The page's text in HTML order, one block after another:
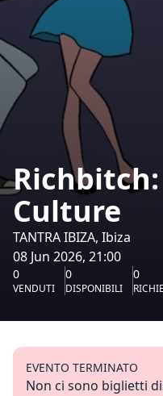
Culture
TANTRA IBIZA, Ibiza
08 Jun 2026, 21:00
0
VENDUTI
0
DISPONIBILI
0
EVENTO TERMINATO
Non ci sono biglietti